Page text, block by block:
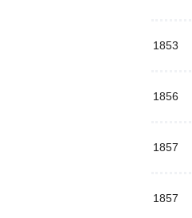
1853
1856
1857
1857